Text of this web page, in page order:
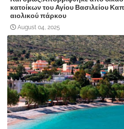
κατοίκων του Αγίου Βασιλείου
αιολικού πάρκου
August 04, 2025